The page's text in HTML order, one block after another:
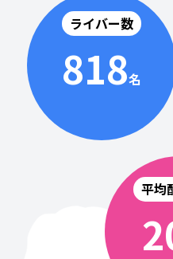
ライバー数
818名
平均